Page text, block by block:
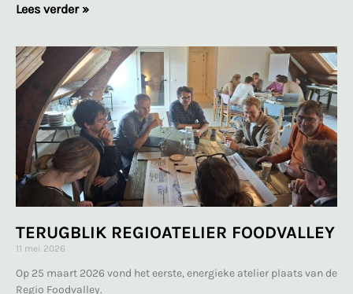
Lees verder »
TERUGBLIK REGIOATELIER FOODVALLEY
11 mei 2026
Op 25 maart 2026 vond het eerste, energieke atelier plaats van de
Regio Foodvalley.